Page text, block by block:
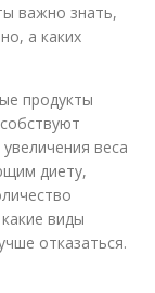
важно знать,
а каких
продукты
веса
диету,
виды
отказаться.